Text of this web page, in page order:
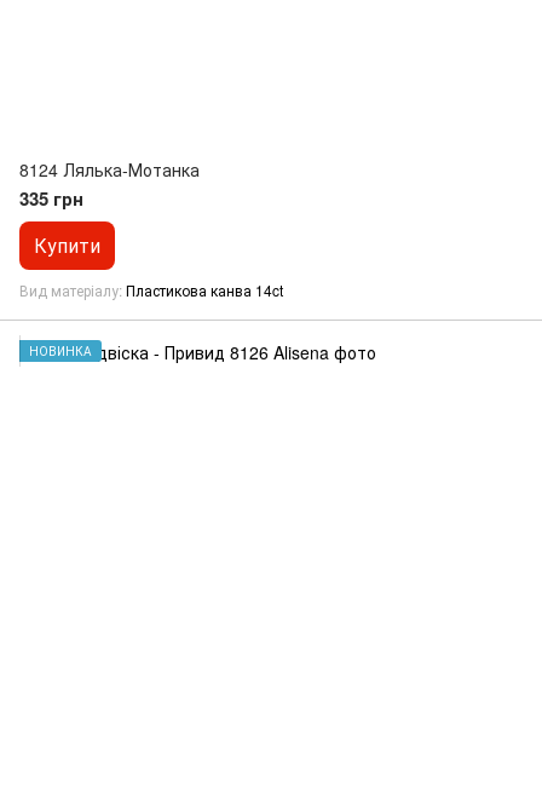
8124 Лялька-Мотанка
335 грн
Купити
Вид матеріалу Пластикова канва 14ct
НОВИНКА